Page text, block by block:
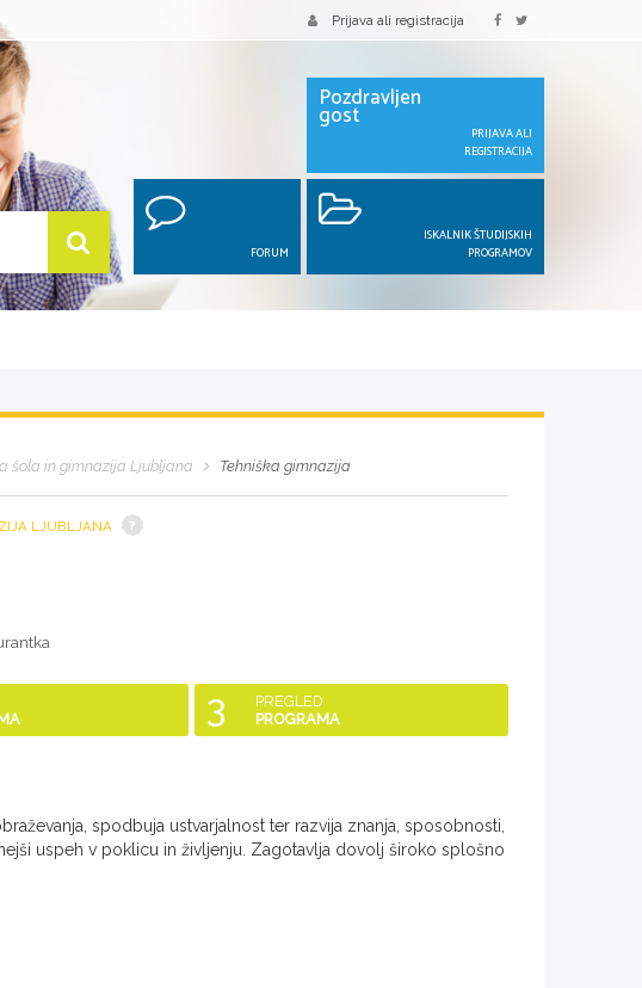
Prijava ali registracija
Pozdravljen
gost
PRIJAVA ALI
REGISTRACIJA
FORUM
ISKALNIK ŠTUDIJSKIH
PROGRAMOV
šola in gimnazija Ljubljana Tehniška gimnazija
LJUBLJANA
3
PREGLED
PROGRAMA
spodbuja ustvarjalnost ter razvija znanja, sposobnosti,
uspeh v poklicu in življenju. Zagotavlja dovolj široko splošno